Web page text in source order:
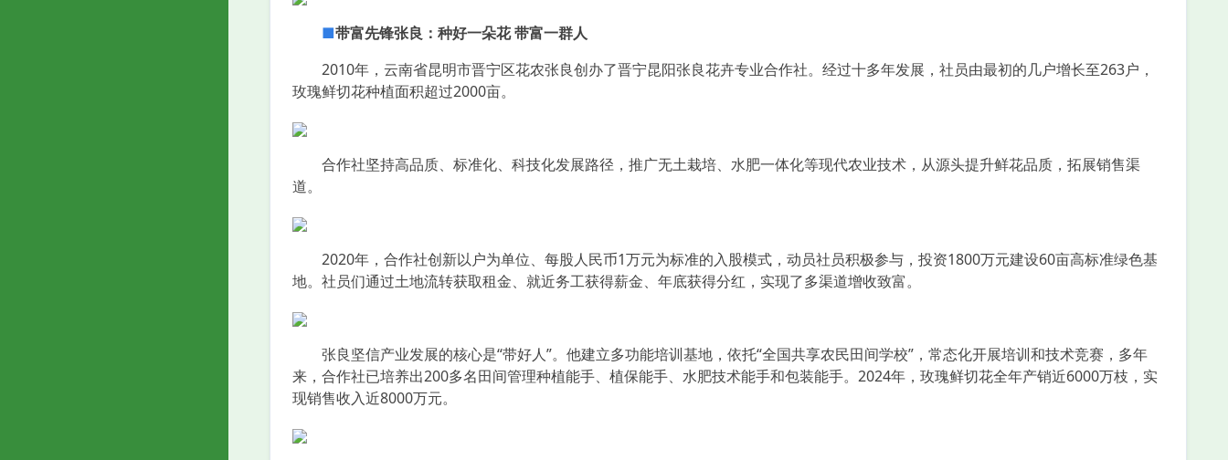
■带富先锋张良：种好一朵花 带富一群人
2010年，云南省昆明市晋宁区花农张良创办了晋宁昆阳张良花卉专业合作社。经过十多年发展，社员由最初的几户增长至263户，
玫瑰鲜切花种植面积超过2000亩。
合作社坚持高品质、标准化、科技化发展路径，推广无土栽培、水肥一体化等现代农业技术，从源头提升鲜花品质，拓展销售渠
道。
2020年，合作社创新以户为单位、每股人民币1万元为标准的入股模式，动员社员积极参与，投资1800万元建设60亩高标准绿色基
地。社员们通过土地流转获取租金、就近务工获得薪金、年底获得分红，实现了多渠道增收致富。
张良坚信产业发展的核心是“带好人”。他建立多功能培训基地，依托“全国共享农民田间学校”，常态化开展培训和技术竞赛，多年
来，合作社已培养出200多名田间管理种植能手、植保能手、水肥技术能手和包装能手。2024年，玫瑰鲜切花全年产销近6000万枝，实
现销售收入近8000万元。